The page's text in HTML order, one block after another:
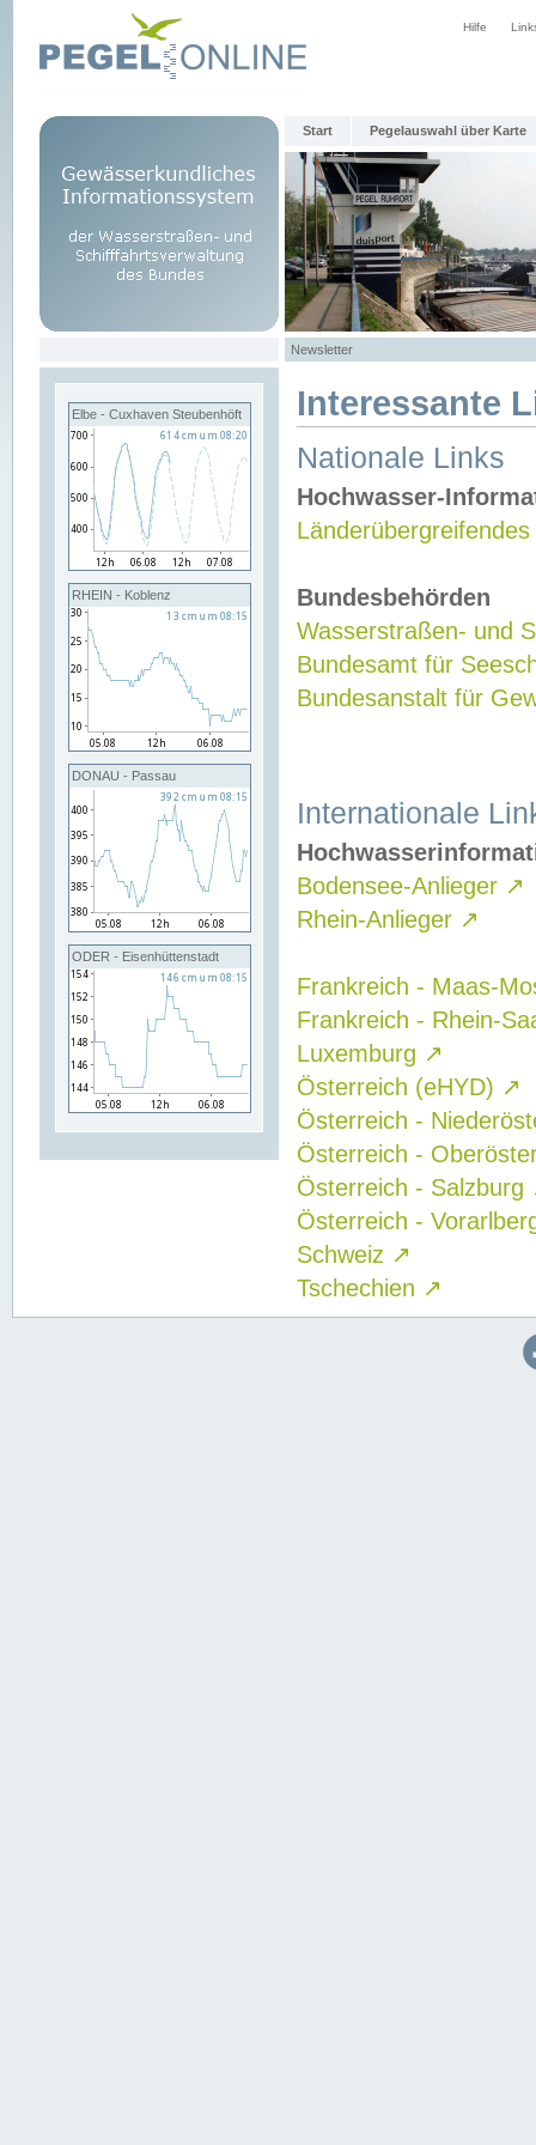
Hilfe
Start Pegelauswahl über Karte
Newsletter
Elbe - Cuxhaven Steubenhöft
RHEIN - Koblenz
DONAU - Passau
ODER - Eisenhüttenstadt
Interessante
Nationale Links
Hochwasser-
Bundesbehörden
Wasserstraßen- und
Bundesamt für
Bundesanstalt für
Internationale
Bodensee-Anlieger ↗
Rhein-Anlieger ↗
Frankreich - Maas-
Frankreich - Rhein-
Luxemburg ↗
Österreich (eHYD) ↗
Österreich -
Österreich -
Österreich - Salzburg
Österreich -
Schweiz ↗
Tschechien ↗